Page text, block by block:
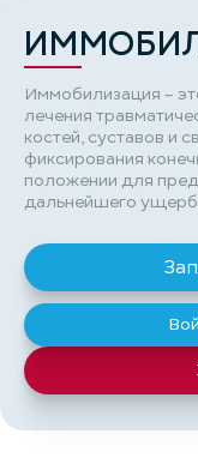
Иммобилизация –
лечения
костей, суставов и
фиксирования
положении для
дальнейшего